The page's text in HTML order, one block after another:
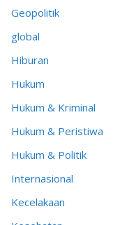
Geopolitik
global
Hiburan
Hukum
Hukum & Kriminal
Hukum & Peristiwa
Hukum & Politik
Internasional
Kecelakaan